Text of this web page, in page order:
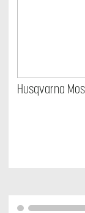
Husqvarna